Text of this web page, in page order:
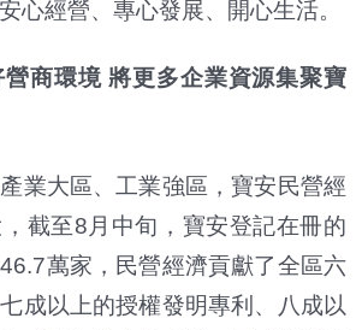
心經營、專心發展、開心生活。
商環境 將更多企業資源集聚寶
業大區、工業強區，寶安民營經
截至8月中旬，寶安登記在冊的
萬家，民營經濟貢獻了全區六
成以上的授權發明專利、八成以